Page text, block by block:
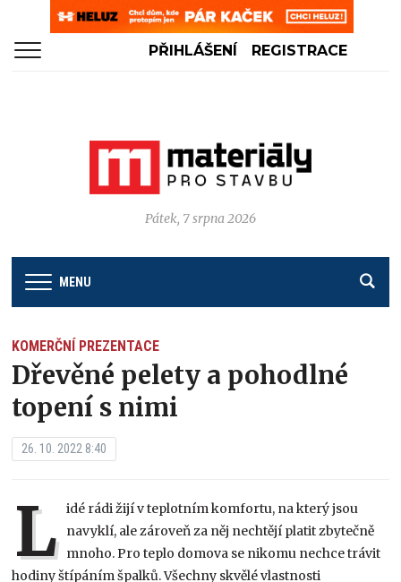
PŘIHLÁŠENÍ REGISTRACE
Pátek, 7 srpna 2026
MENU
KOMERČNÍ PREZENTACE
Dřevěné pelety a pohodlné
topení s nimi
26. 10. 2022 8:40
L idé rádi žijí v teplotním komfortu, na který jsou
navyklí, ale zároveň za něj nechtějí platit zbytečně
mnoho. Pro teplo domova se nikomu nechce trávit
hodiny štípáním špalků. Všechny skvělé vlastnosti